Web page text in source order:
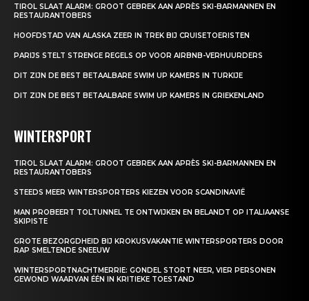
TIROL SLAAT ALARM: GROOT GEBREK AAN APRÈS SKI-BARMANNEN EN
RESTAURANTOBERS
HOOFDSTAD VAN ALASKA ZEER IN TREK BIJ CRUISETOERISTEN
PARIJS STELT STRENGE REGELS OP VOOR AIRBNB-VERHUURDERS
DIT ZIJN DE BEST BETAALBARE SWIM UP KAMERS IN TURKIJE
DIT ZIJN DE BEST BETAALBARE SWIM UP KAMERS IN GRIEKENLAND
WINTERSPORT
TIROL SLAAT ALARM: GROOT GEBREK AAN APRÈS SKI-BARMANNEN EN
RESTAURANTOBERS
STEEDS MEER WINTERSPORTERS KIEZEN VOOR SCANDINAVIË
MAN PROBEERT TOLTUNNEL TE ONTWIJKEN EN BELANDT OP ITALIAANSE
SKIPISTE
GROTE BEZORGDHEID BIJ KROKUSVAKANTIE WINTERSPORTERS DOOR
RAP SMELTENDE SNEEUW
WINTERSPORTNACHTMERRIE: GONDEL STORT NEER, VIER PERSONEN
GEWOND WAARVAN ÉÉN IN KRITIEKE TOESTAND